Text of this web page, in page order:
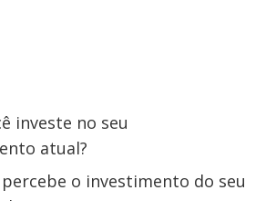
investe no seu
atual?
percebe o investimento do seu